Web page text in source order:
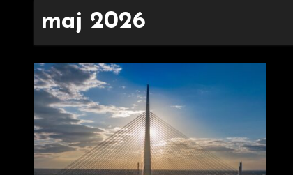
maj 2026